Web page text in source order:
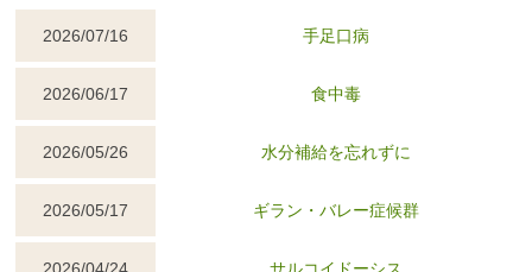
2026/07/16 手足口病
2026/06/17 食中毒
2026/05/26 水分補給を忘れずに
2026/05/17 ギラン・バレー症候群